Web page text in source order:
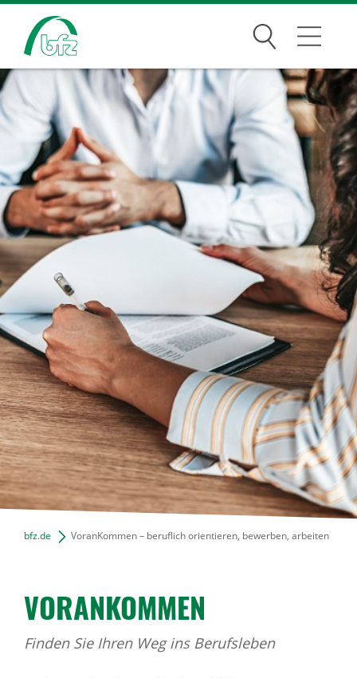
Suchen
Bildungsangebote
Für Unternehmen
Karriere
Über uns
Standorte
Presse
News Archiv
bfz.de VoranKommen – beruflich orientieren, bewerben, arbeiten
VORAN­KOMMEN
Finden Sie Ihren Weg ins Berufsleben